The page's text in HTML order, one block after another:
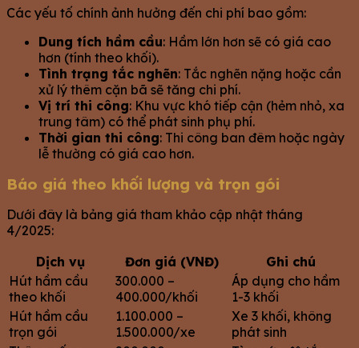
Các yếu tố chính ảnh hưởng đến chi phí bao gồm:
Dung tích hầm cầu: Hầm lớn hơn sẽ có giá cao
hơn (tính theo khối).
Tình trạng tắc nghẽn: Tắc nghẽn nặng hoặc cần
xử lý thêm cặn bã sẽ tăng chi phí.
Vị trí thi công: Khu vực khó tiếp cận (hẻm nhỏ, xa
trung tâm) có thể phát sinh phụ phí.
Thời gian thi công: Thi công ban đêm hoặc ngày
lễ thường có giá cao hơn.
Báo giá theo khối lượng và trọn gói
Dưới đây là bảng giá tham khảo cập nhật tháng
4/2025:
Dịch vụ
Đơn giá (VNĐ)
Ghi chú
Hút hầm cầu
theo khối
300.000 –
400.000/khối
Áp dụng cho hầm
1-3 khối
Hút hầm cầu
trọn gói
1.100.000 –
1.500.000/xe
Xe 3 khối, không
phát sinh